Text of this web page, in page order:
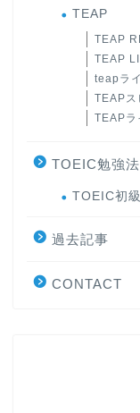
TEAP
TEAP
TEAP
teapラ
TEAPス
TEAPラ
TOEIC勉強
TOEIC初
過去記事
CONTACT